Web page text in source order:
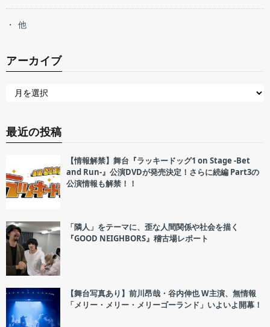
他
アーカイブ
最近の投稿
【情報解禁】舞台『ラッキードッグ1 on Stage -Bet
and Run-』公演DVDが発売決定！さらに続編 Part3の
公演情報も解禁！！
「隣人」をテーマに、歪な人間関係や社会を描く
『GOOD NEIGHBORS』稽古場レポート
【舞台写真あり】前川昂哉・谷内伸也 W主演、無情報
「メリー・メリー・メリーゴーランド」いよいよ開幕！